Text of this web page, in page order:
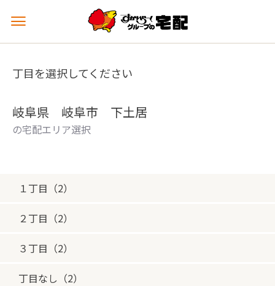
メ
ュ
を
丁目を選択してください
岐阜県 岐阜市 下土居
の宅配エリア選択
１丁目（2）
２丁目（2）
３丁目（2）
丁目なし（2）